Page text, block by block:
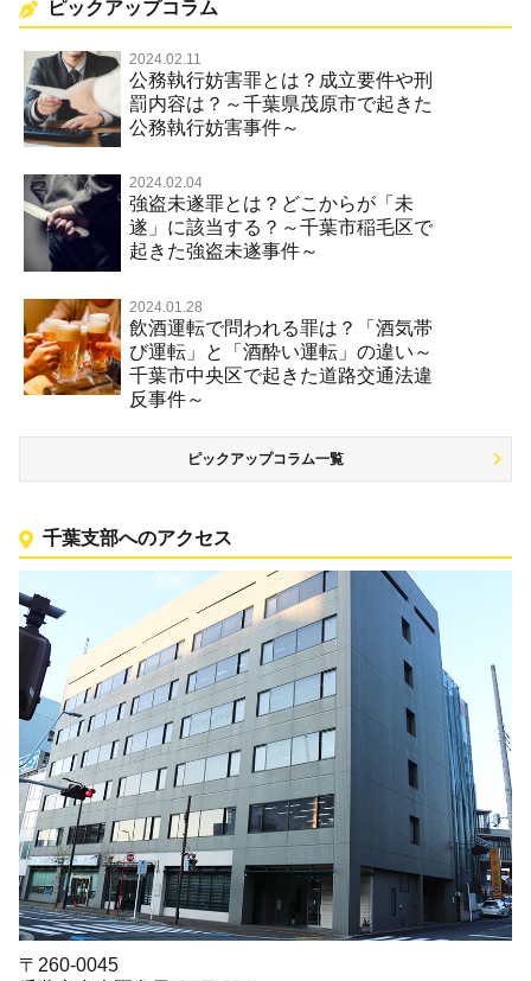
ピックアップコラム
2024.02.11
公務執行妨害罪とは？成立要件や刑
罰内容は？～千葉県茂原市で起きた
公務執行妨害事件～
2024.02.04
強盗未遂罪とは？どこからが「未
遂」に該当する？～千葉市稲毛区で
起きた強盗未遂事件～
2024.01.28
飲酒運転で問われる罪は？「酒気帯
び運転」と「酒酔い運転」の違い～
千葉市中央区で起きた道路交通法違
反事件～
ピックアップコラム一覧
千葉支部へのアクセス
〒260-0045